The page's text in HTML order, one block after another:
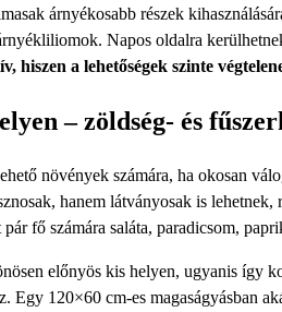
árnyékosabb részek
Napos oldalra
hiszen a lehetőségek szinte
– zöldség- és
növények számára, ha okosan
hanem látványosak is
fő számára saláta, paradicsom,
előnyös kis helyen, ugyanis így
Egy 120×60 cm-es magaságyásban